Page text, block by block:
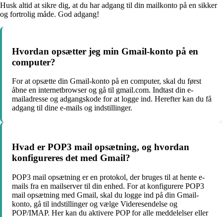
Husk altid at sikre dig, at du har adgang til din mailkonto på en sikker
og fortrolig måde. God adgang!
Hvordan opsætter jeg min Gmail-konto på en
computer?
For at opsætte din Gmail-konto på en computer, skal du først
åbne en internetbrowser og gå til gmail.com. Indtast din e-
mailadresse og adgangskode for at logge ind. Herefter kan du få
adgang til dine e-mails og indstillinger.
Hvad er POP3 mail opsætning, og hvordan
konfigureres det med Gmail?
POP3 mail opsætning er en protokol, der bruges til at hente e-
mails fra en mailserver til din enhed. For at konfigurere POP3
mail opsætning med Gmail, skal du logge ind på din Gmail-
konto, gå til indstillinger og vælge Videresendelse og
POP/IMAP. Her kan du aktivere POP for alle meddelelser eller